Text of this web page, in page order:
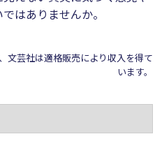
はありませんか。
文芸社は適格販売により収入を得て
います。